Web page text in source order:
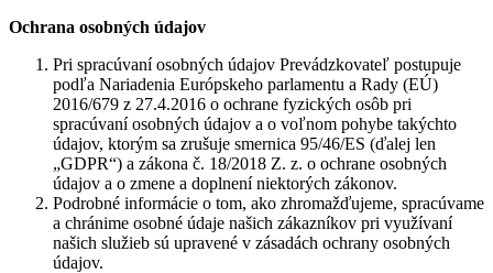
Ochrana osobných údajov
Pri spracúvaní osobných údajov Prevádzkovateľ postupuje
podľa Nariadenia Európskeho parlamentu a Rady (EÚ)
2016/679 z 27.4.2016 o ochrane fyzických osôb pri
spracúvaní osobných údajov a o voľnom pohybe takýchto
údajov, ktorým sa zrušuje smernica 95/46/ES (ďalej len
„GDPR“) a zákona č. 18/2018 Z. z. o ochrane osobných
údajov a o zmene a doplnení niektorých zákonov.
Podrobné informácie o tom, ako zhromažďujeme, spracúvame
a chránime osobné údaje našich zákazníkov pri využívaní
našich služieb sú upravené v zásadách ochrany osobných
údajov.